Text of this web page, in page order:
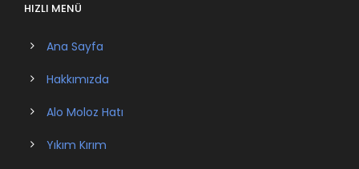
HIZLI MENÜ
Ana Sayfa
Hakkımızda
Alo Moloz Hatı
Yıkım Kırım